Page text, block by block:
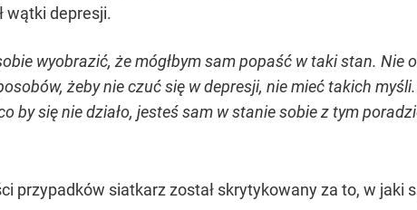
wątki depresji.
wyobrazić, że mógłbym sam popaść w taki stan. Nie
żeby nie czuć się w depresji, nie mieć takich
by się nie działo, jesteś sam w stanie sobie z tym
przypadków siatkarz został skrytykowany za to, w jaki